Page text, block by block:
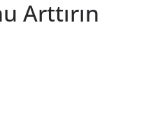
Arttırın